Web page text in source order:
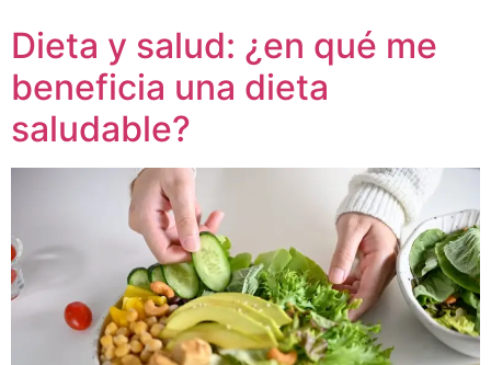
Dieta y salud: ¿en qué me
beneficia una dieta
saludable?